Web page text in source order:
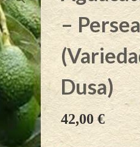
–
Dusa)
42,00€